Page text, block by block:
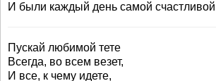
И были каждый день самой
Пускай любимой тете
Всегда, во всем везет,
И все, к чему идете,